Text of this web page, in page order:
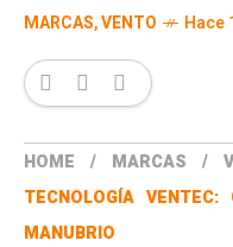
MARCAS,VENTO Hace
HOME MARCAS
TECNOLOGÍA
MANUBRIO